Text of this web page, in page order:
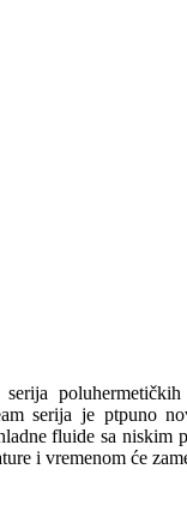
serija je ptpuno
fluide sa niskim
i vremenom će